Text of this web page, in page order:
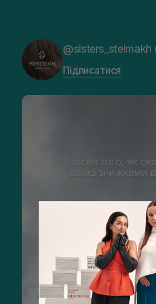
@sisters_stelmakh
Підписатися